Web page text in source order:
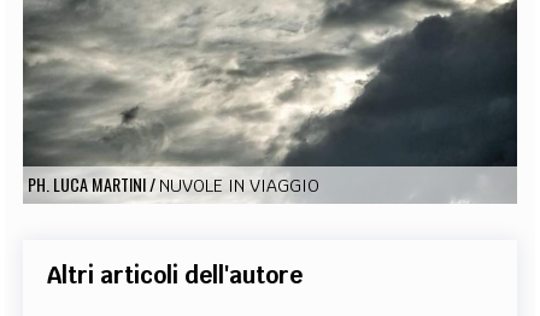
EXTRA
CODICI RUBRICHE LIBRI PROCEEDINGS PUBBLICITÀ
SOCIAL MEDIA
PH. LUCA MARTINI/ NUVOLE IN VIAGGIO
Altri articoli dell'autore